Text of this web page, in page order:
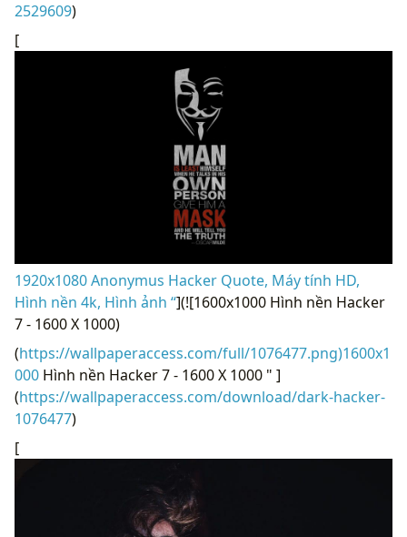
2529609)
[
1920x1080 Anonymus Hacker Quote, Máy tính HD,
Hình nền 4k, Hình ảnh “](![1600x1000 Hình nền Hacker
7 - 1600 X 1000)
(https://wallpaperaccess.com/full/1076477.png)1600x1
000 Hình nền Hacker 7 - 1600 X 1000 " ]
(https://wallpaperaccess.com/download/dark-hacker-
1076477)
[